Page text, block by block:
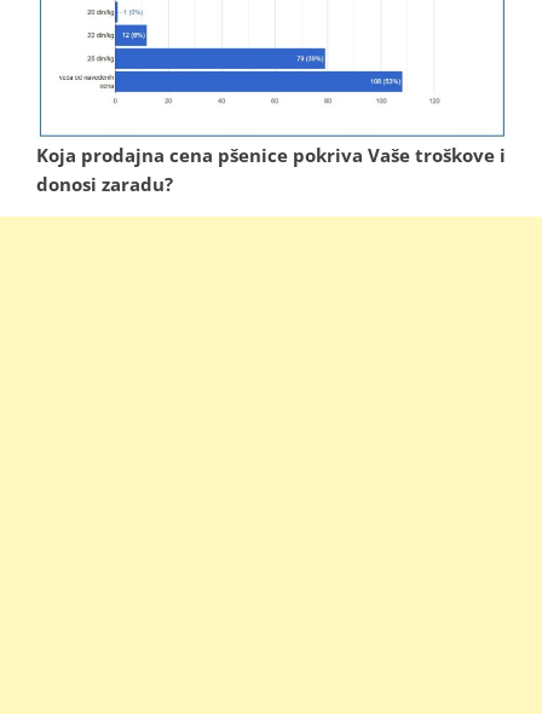
Koja prodajna cena pšenice pokriva Vaše troškove i
donosi zaradu?